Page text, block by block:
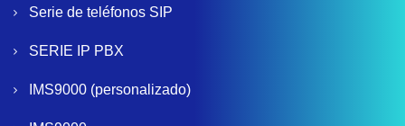
Serie de teléfonos SIP
SERIE IP PBX
IMS9000 (personalizado)